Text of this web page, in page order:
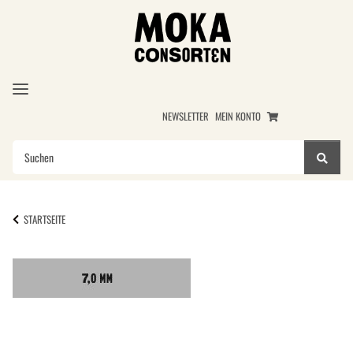
NEWSLETTER MEIN KONTO
STARTSEITE